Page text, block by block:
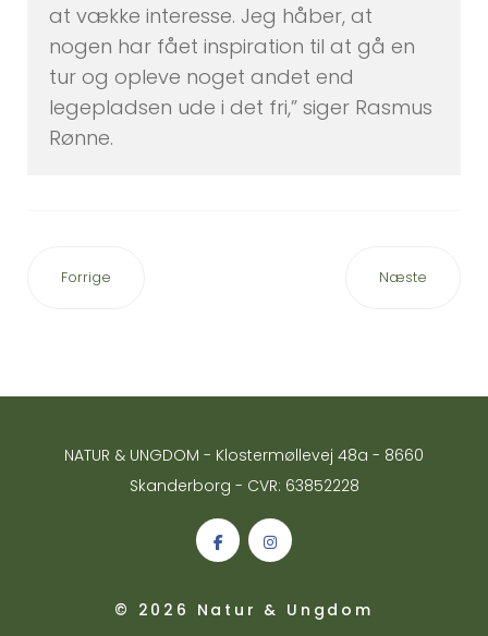
at vække interesse. Jeg håber, at
nogen har fået inspiration til at gå en
tur og opleve noget andet end
legepladsen ude i det fri,” siger Rasmus
Rønne.
Forrige Næste
NATUR & UNGDOM - Klostermøllevej 48a - 8660
Skanderborg - CVR: 63852228
© 2026 Natur & Ungdom